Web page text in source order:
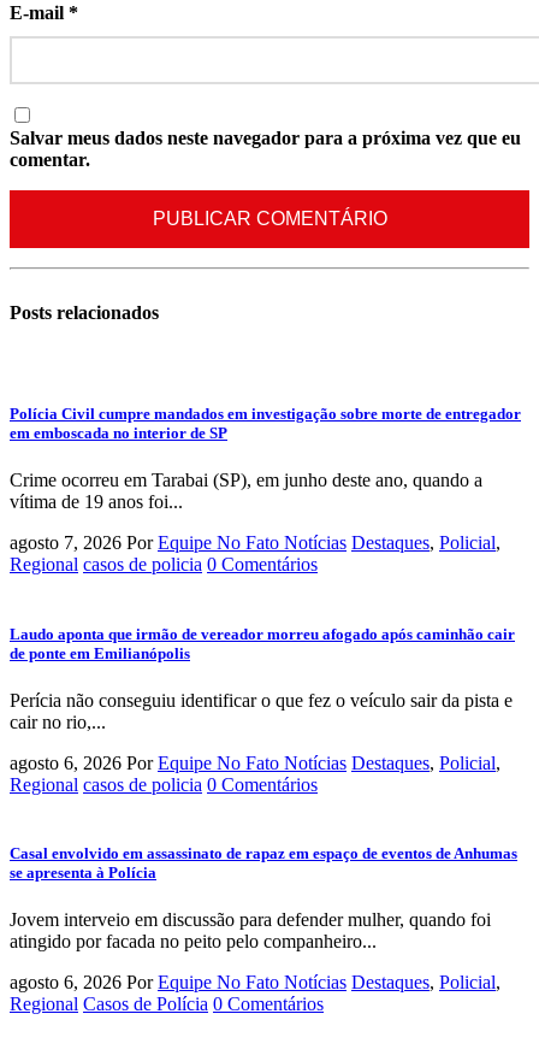
E-mail *
Salvar meus dados neste navegador para a próxima vez que eu
comentar.
Posts relacionados
Polícia Civil cumpre mandados em investigação sobre morte de entregador
em emboscada no interior de SP
Crime ocorreu em Tarabai (SP), em junho deste ano, quando a
vítima de 19 anos foi...
agosto 7, 2026 Por Equipe No Fato Notícias Destaques, Policial,
Regional casos de policia 0 Comentários
Laudo aponta que irmão de vereador morreu afogado após caminhão cair
de ponte em Emilianópolis
Perícia não conseguiu identificar o que fez o veículo sair da pista e
cair no rio,...
agosto 6, 2026 Por Equipe No Fato Notícias Destaques, Policial,
Regional casos de policia 0 Comentários
Casal envolvido em assassinato de rapaz em espaço de eventos de Anhumas
se apresenta à Polícia
Jovem interveio em discussão para defender mulher, quando foi
atingido por facada no peito pelo companheiro...
agosto 6, 2026 Por Equipe No Fato Notícias Destaques, Policial,
Regional Casos de Polícia 0 Comentários